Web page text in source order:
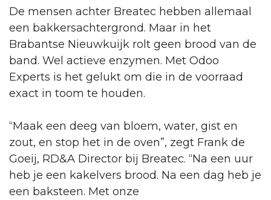
De mensen achter Breatec hebben allemaal
een bakkersachtergrond. Maar in het
Brabantse Nieuwkuijk rolt geen brood van de
band. Wel actieve enzymen. Met Odoo
Experts is het gelukt om die in de voorraad
exact in toom te houden.
“Maak een deeg van bloem, water, gist en
zout, en stop het in de oven”, zegt Frank de
Goeij, RD&A Director bij Breatec. “Na een uur
heb je een kakelvers brood. Na een dag heb je
een baksteen. Met onze